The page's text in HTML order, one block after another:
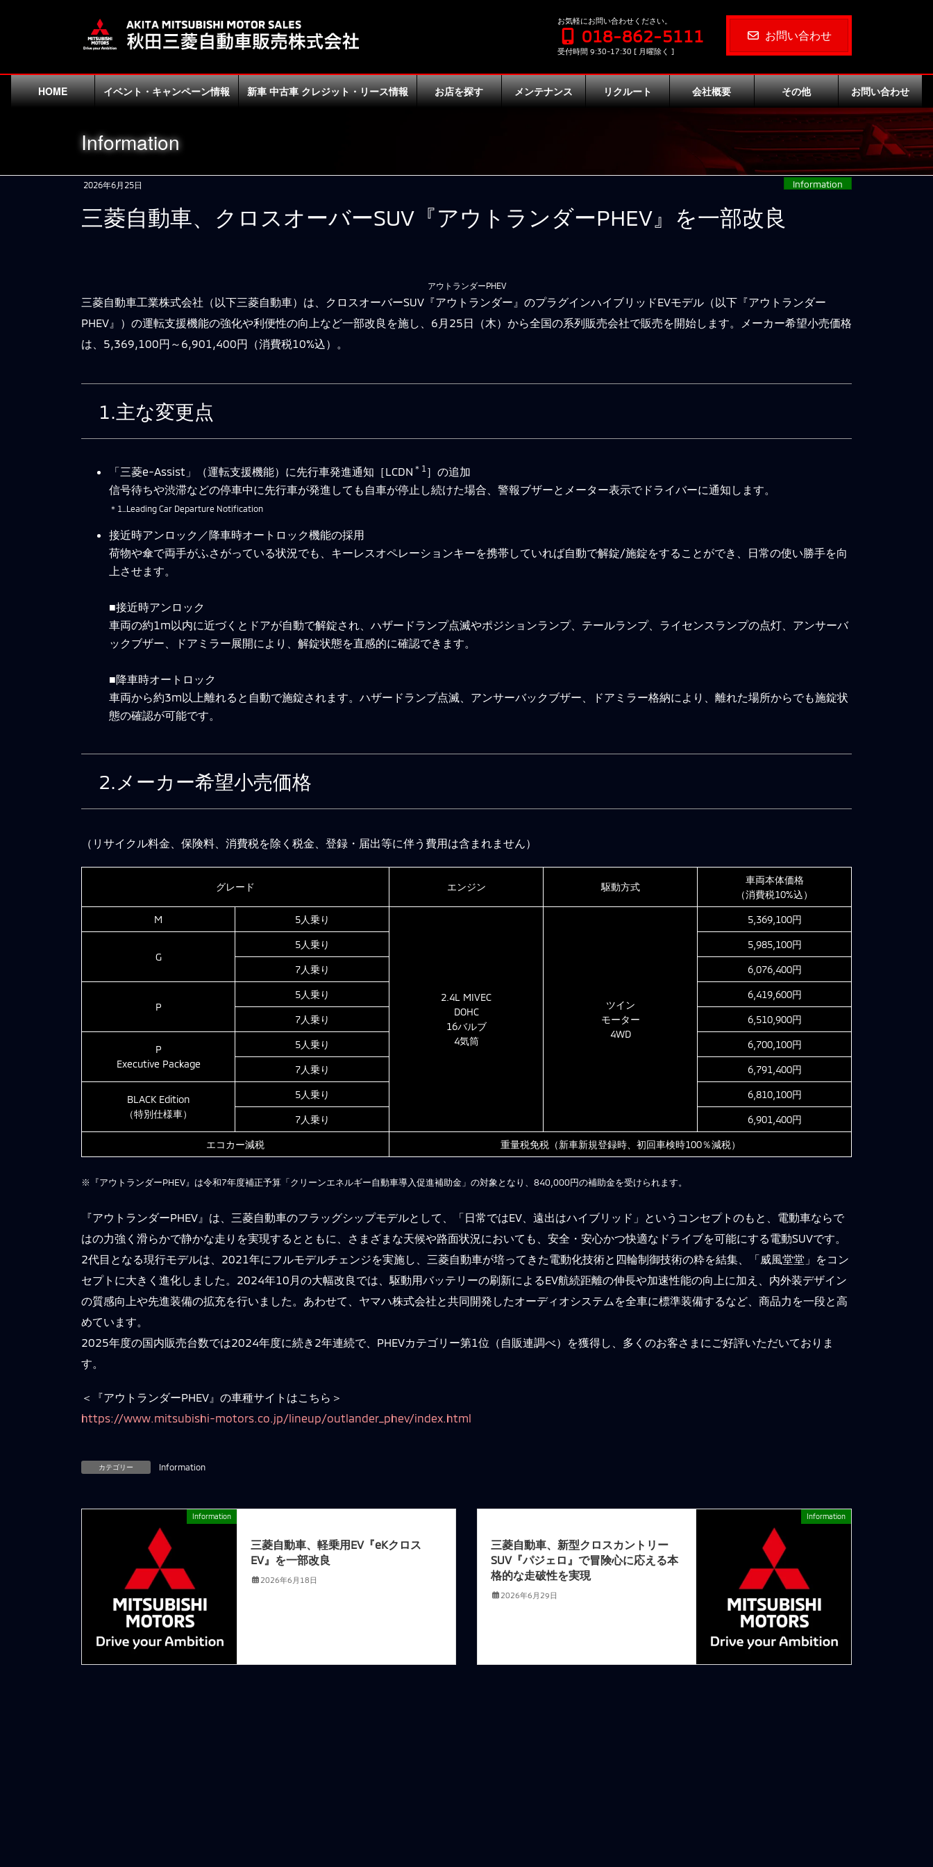
ツ
シ
お気軽にお問い合わせください。
018-862-5111
受付時間 9:30-17:30 [ 月曜除く ]
お問い合わせ
HOME イベント・キャンペーン情報 新車 中古車 クレジット・リース情報 お店を探す メンテナンス リクルート 会社概要 その他 お問い合わせ
Information
2026年6月25日 Information
三菱自動車、クロスオーバーSUV『アウトランダーPHEV』を一部改良
アウトランダーPHEV
三菱自動車工業株式会社（以下三菱自動車）は、クロスオーバーSUV『アウトランダー』のプラグインハイブリッドEVモデル（以下『アウトランダー
PHEV』）の運転支援機能の強化や利便性の向上など一部改良を施し、6月25日（木）から全国の系列販売会社で販売を開始します。メーカー希望小売価格
は、5,369,100円～6,901,400円（消費税10%込）。
1.主な変更点
「三菱e-Assist」（運転支援機能）に先行車発進通知［LCDN ＊1 ］の追加
信号待ちや渋滞などの停車中に先行車が発進しても自車が停止し続けた場合、警報ブザーとメーター表示でドライバーに通知します。
＊1…Leading Car Departure Notification
接近時アンロック／降車時オートロック機能の採用
荷物や傘で両手がふさがっている状況でも、キーレスオペレーションキーを携帯していれば自動で解錠/施錠をすることができ、日常の使い勝手を向
上させます。
■接近時アンロック
車両の約1m以内に近づくとドアが自動で解錠され、ハザードランプ点滅やポジションランプ、テールランプ、ライセンスランプの点灯、アンサーバ
ックブザー、ドアミラー展開により、解錠状態を直感的に確認できます。
■降車時オートロック
車両から約3m以上離れると自動で施錠されます。ハザードランプ点滅、アンサーバックブザー、ドアミラー格納により、離れた場所からでも施錠状
態の確認が可能です。
2.メーカー希望小売価格
（リサイクル料金、保険料、消費税を除く税金、登録・届出等に伴う費用は含まれません）
グレード エンジン 駆動方式
車両本体価格
（消費税10%込）
M 5人乗り
2.4L MIVEC
DOHC
16バルブ
4気筒
ツイン
モーター
4WD
5,369,100円
G
5人乗り 5,985,100円
7人乗り 6,076,400円
P
5人乗り 6,419,600円
7人乗り 6,510,900円
P
Executive Package
5人乗り 6,700,100円
7人乗り 6,791,400円
BLACK Edition
（特別仕様車）
5人乗り 6,810,100円
7人乗り 6,901,400円
エコカー減税 重量税免税（新車新規登録時、初回車検時100％減税）
※『アウトランダーPHEV』は令和7年度補正予算「クリーンエネルギー自動車導入促進補助金」の対象となり、840,000円の補助金を受けられます。
『アウトランダーPHEV』は、三菱自動車のフラッグシップモデルとして、「日常ではEV、遠出はハイブリッド」というコンセプトのもと、電動車ならで
はの力強く滑らかで静かな走りを実現するとともに、さまざまな天候や路面状況においても、安全・安心かつ快適なドライブを可能にする電動SUVです。
2代目となる現行モデルは、2021年にフルモデルチェンジを実施し、三菱自動車が培ってきた電動化技術と四輪制御技術の粋を結集、「威風堂堂」をコン
セプトに大きく進化しました。2024年10月の大幅改良では、駆動用バッテリーの刷新によるEV航続距離の伸長や加速性能の向上に加え、内外装デザイン
の質感向上や先進装備の拡充を行いました。あわせて、ヤマハ株式会社と共同開発したオーディオシステムを全車に標準装備するなど、商品力を一段と高
めています。
2025年度の国内販売台数では2024年度に続き2年連続で、PHEVカテゴリー第1位（自販連調べ）を獲得し、多くのお客さまにご好評いただいておりま
す。
＜『アウトランダーPHEV』の車種サイトはこちら＞
https://www.mitsubishi-motors.co.jp/lineup/outlander_phev/index.html
カテゴリー Information
Information
三菱自動車、軽乗用EV『eKクロス
EV』を一部改良
2026年6月18日
Information
三菱自動車、新型クロスカントリー
SUV『パジェロ』で冒険心に応える本
格的な走破性を実現
2026年6月29日